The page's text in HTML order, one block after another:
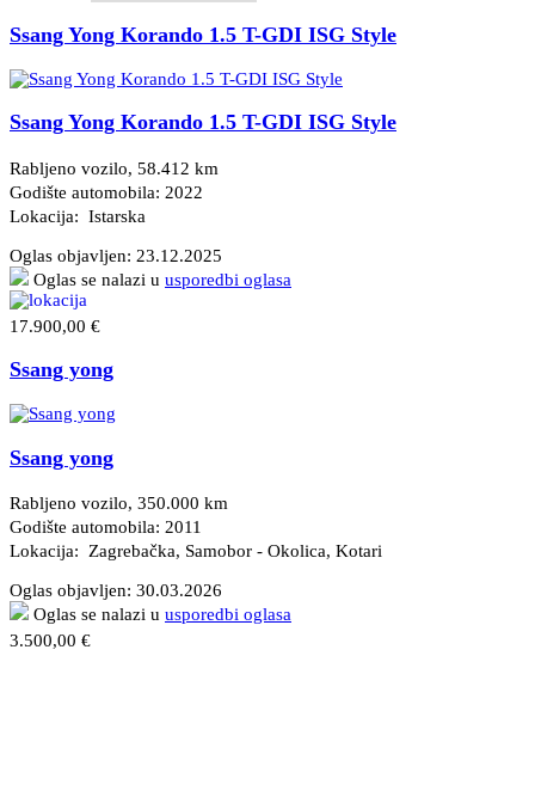
Ssang Yong Korando 1.5 T-GDI ISG Style
Ssang Yong Korando 1.5 T-GDI ISG Style
Rabljeno vozilo, 58.412 km
Godište automobila: 2022
Lokacija: Istarska
Oglas objavljen: 23.12.2025
Oglas se nalazi u usporedbi oglasa
17.900,00 €
Ssang yong
Ssang yong
Rabljeno vozilo, 350.000 km
Godište automobila: 2011
Lokacija: Zagrebačka, Samobor - Okolica, Kotari
Oglas objavljen: 30.03.2026
Oglas se nalazi u usporedbi oglasa
3.500,00 €